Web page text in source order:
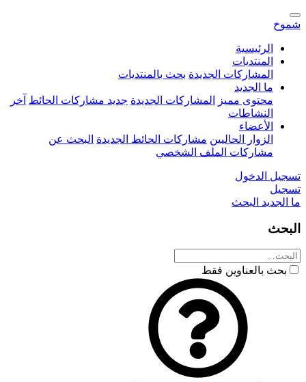
شموخ
الرئيسية
المنتديات
المشاركات الجديدة بحث بالمنتديات
ما الجديد
محتوى مميز
المشاركات الجديدة جديد مشاركات الحائط آخر
النشاطات
الأعضاء
الزوار الحاليين مشاركات الحائط الجديدة البحث عن
مشاركات الملف الشخصي
تسجيل الدخول
تسجيل
ما الجديد البحث
البحث
بحث بالعناوين فقط